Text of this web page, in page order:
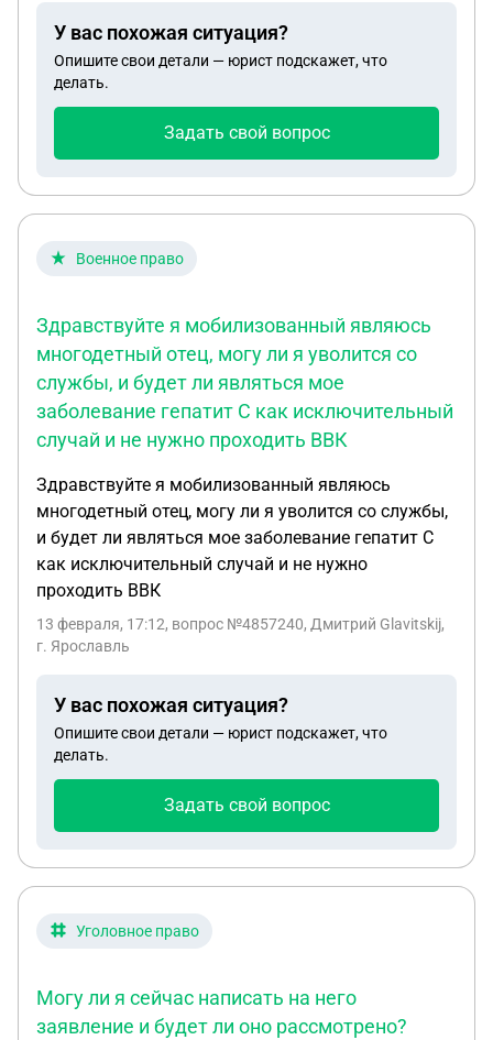
У вас похожая ситуация?
Опишите свои детали — юрист подскажет, что
делать.
Задать свой вопрос
Военное право
Здравствуйте я мобилизованный являюсь
многодетный отец, могу ли я уволится со
службы, и будет ли являться мое
заболевание гепатит С как исключительный
случай и не нужно проходить ВВК
Здравствуйте я мобилизованный являюсь
многодетный отец, могу ли я уволится со службы,
и будет ли являться мое заболевание гепатит С
как исключительный случай и не нужно
проходить ВВК
13 февраля, 17:12, вопрос №4857240, Дмитрий Glavitskij,
г. Ярославль
У вас похожая ситуация?
Опишите свои детали — юрист подскажет, что
делать.
Задать свой вопрос
Уголовное право
Могу ли я сейчас написать на него
заявление и будет ли оно рассмотрено?